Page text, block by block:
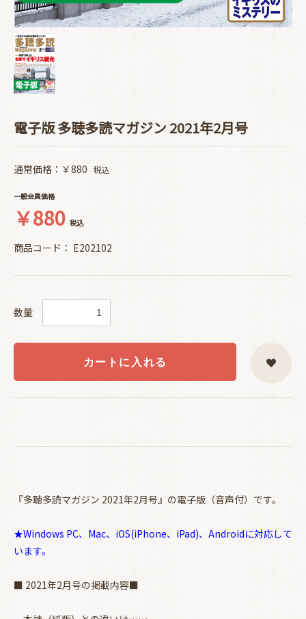
電子版 多聴多読マガジン 2021年2月号
通常価格：￥880 税込
一般会員価格
￥880 税込
商品コード： E202102
数量
カートに入れる
『多聴多読マガジン 2021年2月号』の電子版（音声付）です。
★Windows PC、Mac、iOS(iPhone、iPad)、Androidに対応して
います。
■ 2021年2月号の掲載内容■